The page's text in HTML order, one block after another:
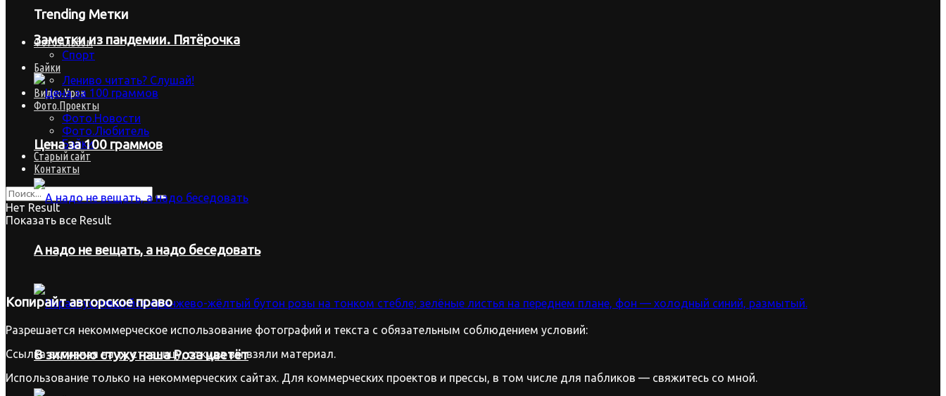
Trending Метки
Фото.Альбом
Спорт
Байки
Лениво читать? Слушай!
Видео.Урок
Фото.Проекты
Фото.Новости
Фото.Любитель
Байки
Старый сайт
Контакты
Нет Result
Показать все Result
Заметки из пандемии. Пятёрочка
Цена за 100 граммов
А надо не вещать, а надо беседовать
В зимнюю стужу наша Роза цветёт
Копирайтавторское право
Разрешается некоммерческое использование фотографий и текста с обязательным соблюдением условий:
Ссылка активная на ту страницу, откуда вы взяли материал.
Использование только на некоммерческих сайтах. Для коммерческих проектов и прессы, в том числе для пабликов — свяжитесь со мной.